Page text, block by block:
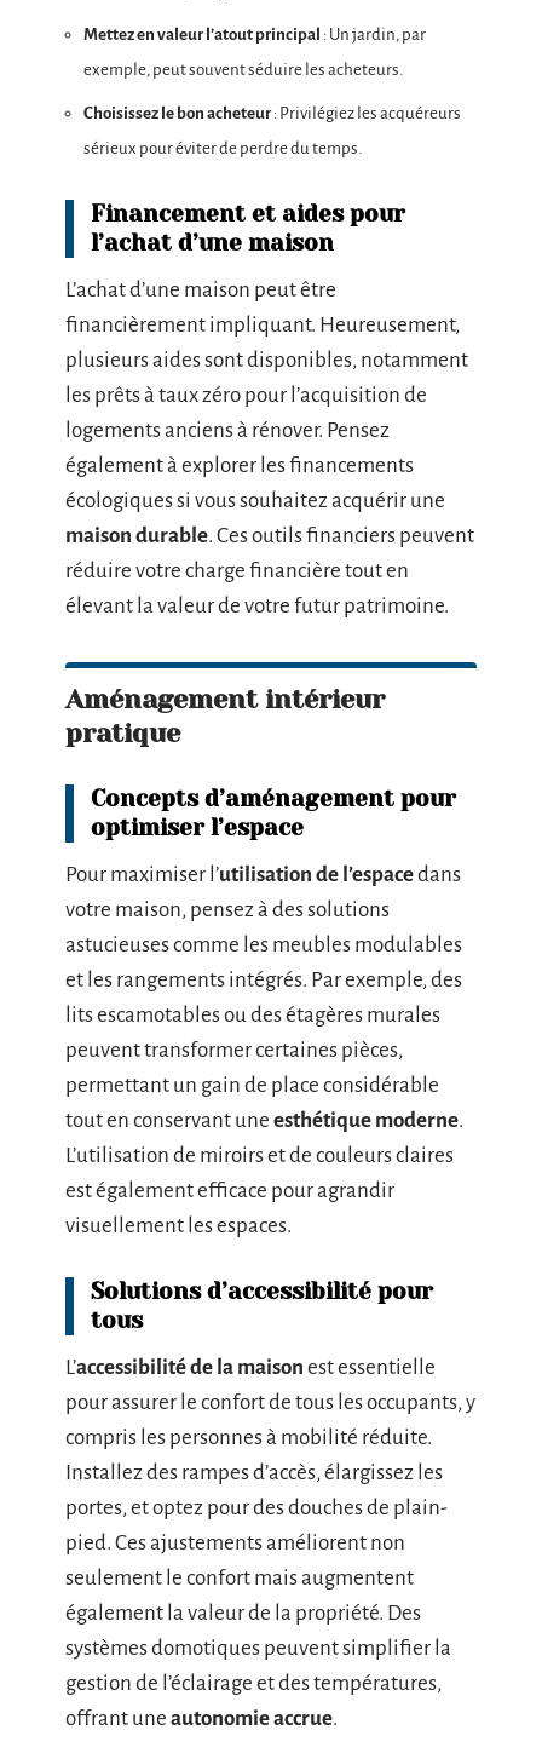
Mettez en valeur l’atout principal : Un jardin, par
exemple, peut souvent séduire les acheteurs.
Choisissez le bon acheteur: Privilégiez les acquéreurs
sérieux pour éviter de perdre du temps.
Financement et aides pour
l’achat d’une maison
L’achat d’une maison peut être
financièrement impliquant. Heureusement,
plusieurs aides sont disponibles, notamment
les prêts à taux zéro pour l’acquisition de
logements anciens à rénover. Pensez
également à explorer les financements
écologiques si vous souhaitez acquérir une
maison durable. Ces outils financiers peuvent
réduire votre charge financière tout en
élevant la valeur de votre futur patrimoine.
Aménagement intérieur
pratique
Concepts d’aménagement pour
optimiser l’espace
Pour maximiser l’utilisation de l’espacedans
votre maison, pensez à des solutions
astucieuses comme les meubles modulables
et les rangements intégrés. Par exemple, des
lits escamotables ou des étagères murales
peuvent transformer certaines pièces,
permettant un gain de place considérable
tout en conservant une esthétique moderne.
L’utilisation de miroirs et de couleurs claires
est également efficace pour agrandir
visuellement les espaces.
Solutions d’accessibilité pour
tous
L’accessibilité de la maison est essentielle
pour assurer le confort de tous les occupants, y
compris les personnes à mobilité réduite.
Installez des rampes d’accès, élargissez les
portes, et optez pour des douches de plain-
pied. Ces ajustements améliorent non
seulement le confort mais augmentent
également la valeur de la propriété. Des
systèmes domotiques peuvent simplifier la
gestion de l’éclairage et des températures,
offrant une autonomie accrue.